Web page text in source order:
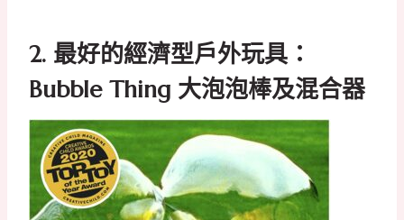
2. 最好的經濟型戶外玩具：
Bubble Thing 大泡泡棒及混合器